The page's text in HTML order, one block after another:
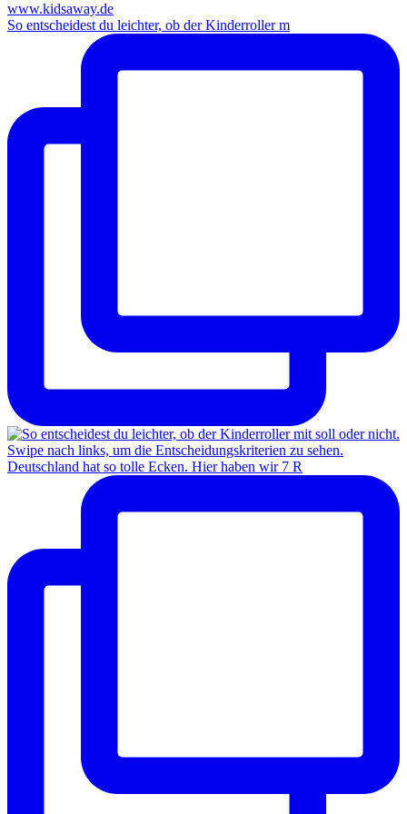
So entscheidest du leichter, ob der Kinderroller m
Deutschland hat so tolle Ecken. Hier haben wir 7 R